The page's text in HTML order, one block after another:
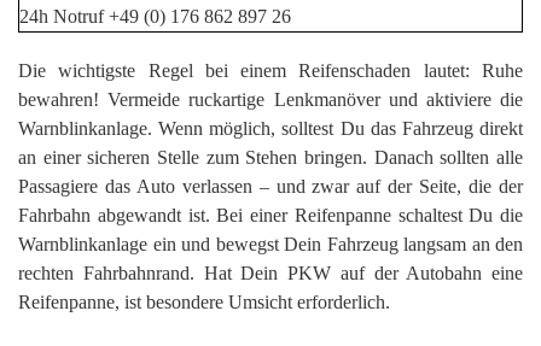
Die wichtigste Regel bei einem Reifenschaden lautet: Ruhe
bewahren! Vermeide ruckartige Lenkmanöver und aktiviere die
Warnblinkanlage. Wenn möglich, solltest Du das Fahrzeug direkt
an einer sicheren Stelle zum Stehen bringen. Danach sollten alle
Passagiere das Auto verlassen – und zwar auf der Seite, die der
Fahrbahn abgewandt ist. Bei einer Reifenpanne schaltest Du die
Warnblinkanlage ein und bewegst Dein Fahrzeug langsam an den
rechten Fahrbahnrand. Hat Dein PKW auf der Autobahn eine
Reifenpanne, ist besondere Umsicht erforderlich.